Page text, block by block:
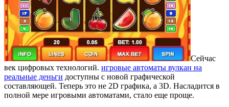
Сейчас
век цифровых технологий. игровые автоматы вулкан на
реальные деньги доступны с новой графической
составляющей. Теперь это не 2D графика, а 3D. Насладится в
полной мере игровыми автоматами, стало еще проще.